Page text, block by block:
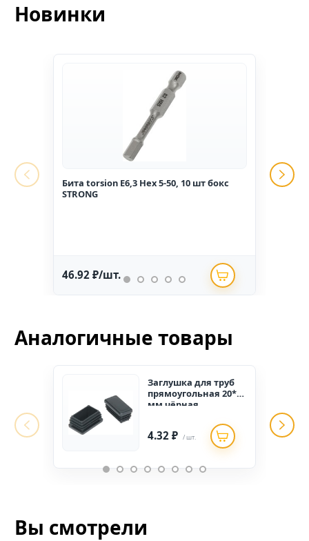
Новинки
Бита torsion E6,3 Hex 5-50, 10 шт бокс
STRONG
46.92 ₽/шт.
Аналогичные товары
Заглушка для труб
прямоугольная 20*40
мм чёрная
4.32 ₽ / шт.
Вы смотрели